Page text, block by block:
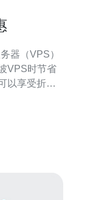
VPS时节省
以享受折
金券以吸引